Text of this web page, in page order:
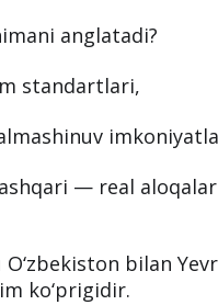
anglatadi?
standartlari,
— real aloqalar
bilan
ko‘prigidir.